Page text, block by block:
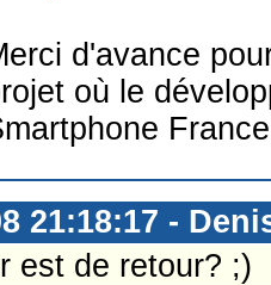
d'avance
où le
21:18:17 -
est de retour? ;)